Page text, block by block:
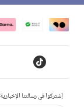
إشتركوا في رسالتنا الإخبارية